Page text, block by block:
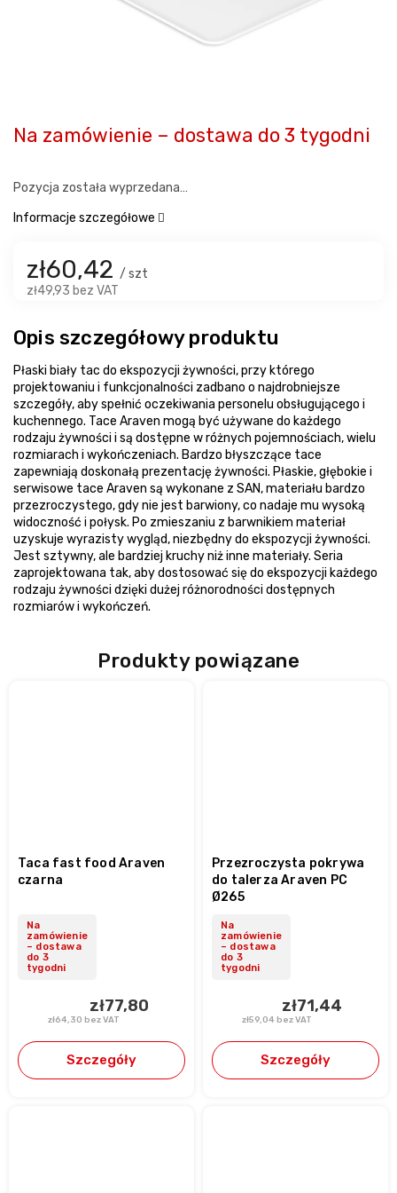
zł60,42 / szt
zł49,93 bez VAT
Na zamówienie – dostawa do 3 tygodni
Pozycja została wyprzedana…
Informacje szczegółowe
Produkty powiązane
Taca fast food Araven
czarna
Na
zamówienie
– dostawa
do 3
tygodni
zł64,30 bez VAT
zł77,80
Szczegóły
Przezroczysta pokrywa
do talerza Araven PC
Ø265
Na
zamówienie
– dostawa
do 3
tygodni
zł59,04 bez VAT
zł71,44
Szczegóły
Opis szczegółowy produktu
Płaski biały tac do ekspozycji żywności, przy którego
projektowaniu i funkcjonalności zadbano o najdrobniejsze
szczegóły, aby spełnić oczekiwania personelu obsługującego i
kuchennego. Tace Araven mogą być używane do każdego
rodzaju żywności i są dostępne w różnych pojemnościach, wielu
rozmiarach i wykończeniach. Bardzo błyszczące tace
zapewniają doskonałą prezentację żywności. Płaskie, głębokie i
serwisowe tace Araven są wykonane z SAN, materiału bardzo
przezroczystego, gdy nie jest barwiony, co nadaje mu wysoką
widoczność i połysk. Po zmieszaniu z barwnikiem materiał
uzyskuje wyrazisty wygląd, niezbędny do ekspozycji żywności.
Jest sztywny, ale bardziej kruchy niż inne materiały. Seria
zaprojektowana tak, aby dostosować się do ekspozycji każdego
rodzaju żywności dzięki dużej różnorodności dostępnych
rozmiarów i wykończeń.